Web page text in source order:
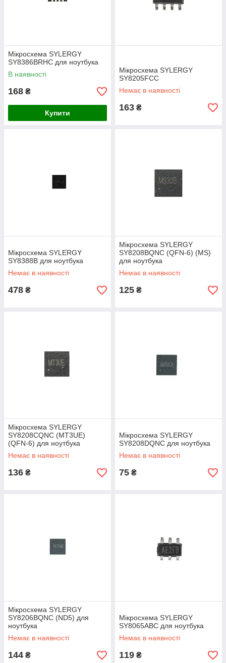
Мікросхема SYLERGY
SY8386BRHC для ноутбука
В наявності
168 ₴
Купити
Мікросхема SYLERGY
SY8205FCC
Немає в наявності
163 ₴
Мікросхема SYLERGY
SY8388B для ноутбука
Немає в наявності
478 ₴
Мікросхема SYLERGY
SY8208BQNC (QFN-6) (MS)
для ноутбука
Немає в наявності
125 ₴
Мікросхема SYLERGY
SY8208CQNC (MT3UE)
(QFN-6) для ноутбука
Немає в наявності
136 ₴
Мікросхема SYLERGY
SY8208DQNC для ноутбука
Немає в наявності
75 ₴
Мікросхема SYLERGY
SY8206BQNC (ND5) для
ноутбука
Немає в наявності
144 ₴
Мікросхема SYLERGY
SY8065ABC для ноутбука
Немає в наявності
119 ₴